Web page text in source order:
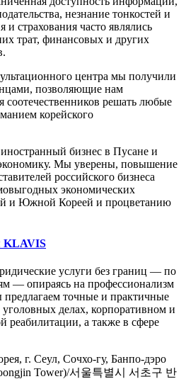
незнание тонкостей и
страхования часто являлись
трат, финансовых и других
центра мы получили
позволяющие нам
соотечественников решать любые
корейского
бизнес в Пусане и
Мы уверены, повышение
российского бизнеса
экономических
и Южной Кореей и процветанию
KLAVIS
услуги без границ — по
— опираясь на профессионализм
точные и практичные
делах, корпоративном и
реабилитации, а также в сфере
г. Сеул, Сочхо-гу, Банпо-дэро
Tower)/서울특별시 서초구 반